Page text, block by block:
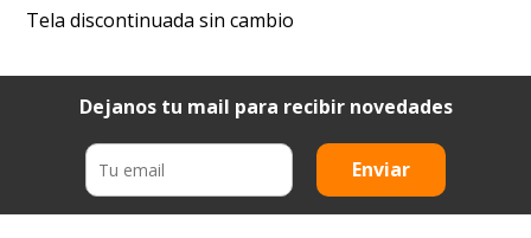
Tela discontinuada sin cambio
Dejanos tu mail para recibir novedades
Enviar